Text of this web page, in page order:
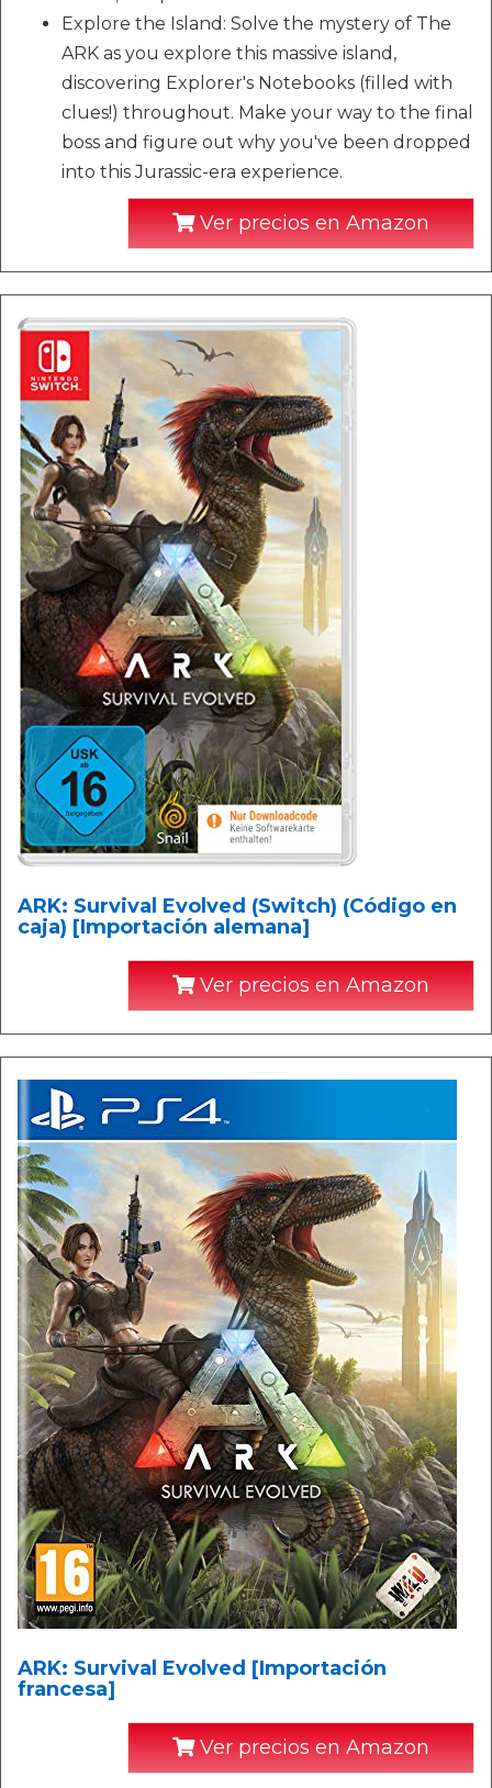
Explore the Island: Solve the mystery of The
ARK as you explore this massive island,
discovering Explorer's Notebooks (filled with
clues!) throughout. Make your way to the final
boss and figure out why you've been dropped
into this Jurassic-era experience.
Ver precios en Amazon
ARK: Survival Evolved (Switch) (Código en
caja) [Importación alemana]
Ver precios en Amazon
ARK: Survival Evolved [Importación
francesa]
Ver precios en Amazon